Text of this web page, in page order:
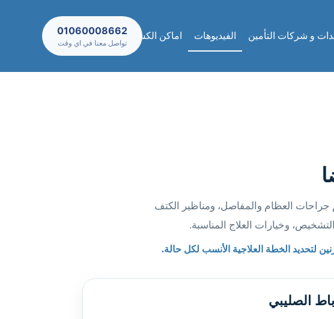
و شركات التأمين الفيديوهات اماكن الكشف والعيادات
01060008662
تواصل معنا في اي وقت
العظام والمفاصل، ومناظير الكتف
وخيارات العلاج المناسبة.
لتحديد الخطة العلاجية الأنسب لكل حالة.
الصليبي